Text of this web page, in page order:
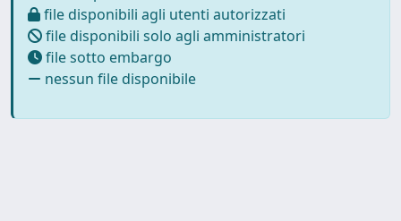
file disponibili agli utenti autorizzati
file disponibili solo agli amministratori
file sotto embargo
nessun file disponibile